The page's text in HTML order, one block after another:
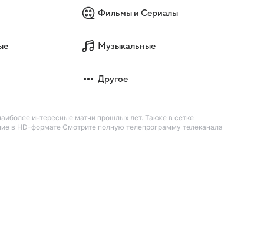
Фильмы и Сериалы
Музыкальные
Другое
интересные матчи прошлых лет. Также в сетке
в HD-формате Смотрите полную телепрограмму телеканала